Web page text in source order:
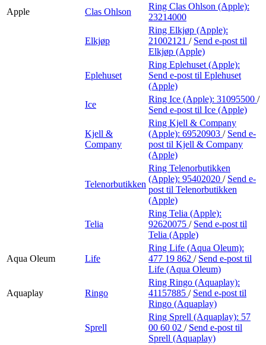
Apple
Clas Ohlson
Ring Clas Ohlson (Apple):
23214000
Elkjøp
Ring Elkjøp (Apple):
21002121 / Send e-post til
Elkjøp (Apple)
Eplehuset
Ring Eplehuset (Apple):
Send e-post til Eplehuset
(Apple)
Ice
Ring Ice (Apple): 31095500 /
Send e-post til Ice (Apple)
Kjell &
Company
Ring Kjell & Company
(Apple): 69520903 / Send e-
post til Kjell & Company
(Apple)
Telenorbutikken
Ring Telenorbutikken
(Apple): 95402020 / Send e-
post til Telenorbutikken
(Apple)
Telia
Ring Telia (Apple):
92620075 / Send e-post til
Telia (Apple)
Aqua Oleum Life
Ring Life (Aqua Oleum):
477 19 862 / Send e-post til
Life (Aqua Oleum)
Aquaplay Ringo
Ring Ringo (Aquaplay):
41157885 / Send e-post til
Ringo (Aquaplay)
Sprell
Ring Sprell (Aquaplay): 57
00 60 02 / Send e-post til
Sprell (Aquaplay)